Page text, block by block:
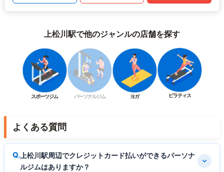
上松川駅で他のジャンルの店舗を探す
スポーツジム パーソナルジム ヨガ ピラティス
よくある質問
上松川駅周辺でクレジットカード払いができるパーソナ
ルジムはありますか？